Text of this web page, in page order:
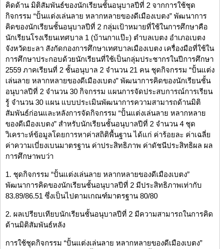
คิดด้าน มิติสัมพันธ์ของนักเรียนชั้นอนุบาลปีที่ 2 จากการใช้ชุด
กิจกรรม “ปั้นแต่งเล่นลาย หลากหลายของดีเมืองเบตง” พัฒนาการ
คิดของนักเรียนชั้นอนุบาลปีที่ 2 กลุ่มเป้าหมายที่ใช้ในการศึกษาคือ
นักเรียนโรงเรียนเทศบาล 1 (บ้านกาแป๊ะ) ตำบลเบตง อำเภอเบตง
จังหวัดยะลา สังกัดกองการศึกษาเทศบาลเมืองเบตง เครื่องมือที่ใช้ใน
การศึกษาประกอบด้วยนักเรียนที่ใช้เป็นกลุ่มประชากรในปีการศึกษา
2559 ภาคเรียนที่ 2 ชั้นอนุบาล 2 จำนวน 21 คน ชุดกิจกรรม “ปั้นแต่ง
เล่นลาย หลากหลายของดีเมืองเบตง” พัฒนาการคิดของนักเรียนชั้น
อนุบาลปีที่ 2 จำนวน 30 กิจกรรม แผนการจัดประสบการณ์การเรียน
รู้ จำนวน 30 แผน แบบประเมินพัฒนาการความสามารถด้านมิติ
สัมพันธ์ก่อนและหลังการจัดกิจกรรม “ปั้นแต่งเล่นลาย หลากหลาย
ของดีเมืองเบตง” สำหรับนักเรียนชั้นอนุบาลปีที่ 2 จำนวน 4 ชุด
วิเคราะห์ข้อมูลโดยการหาค่าสถิติพื้นฐาน ได้แก่ ค่าร้อยละ ค่าเฉลี่ย
ค่าความเบี่ยงเบนมาตรฐาน ค่าประสิทธิภาพ ค่าดัชนีประสิทธิผล ผล
การศึกษาพบว่า
1. ชุดกิจกรรม “ปั้นแต่งเล่นลาย หลากหลายของดีเมืองเบตง”
พัฒนาการคิดของนักเรียนชั้นอนุบาลปีที่ 2 มีประสิทธิภาพเท่ากับ
83.89/86.51 ซึ่งเป็นไปตามเกณฑ์มาตรฐาน 80/80
2. ผลเปรียบเทียบนักเรียนชั้นอนุบาลปีที่ 2 มีความสามารถในการคิด
ด้านมิติสัมพันธ์หลัง
การใช้ชุดกิจกรรม “ปั้นแต่งเล่นลาย หลากหลายของดีเมืองเบตง”